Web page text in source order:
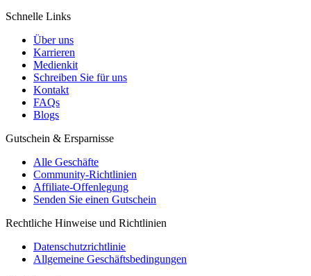
Schnelle Links
Über uns
Karrieren
Medienkit
Schreiben Sie für uns
Kontakt
FAQs
Blogs
Gutschein & Ersparnisse
Alle Geschäfte
Community-Richtlinien
Affiliate-Offenlegung
Senden Sie einen Gutschein
Rechtliche Hinweise und Richtlinien
Datenschutzrichtlinie
Allgemeine Geschäftsbedingungen